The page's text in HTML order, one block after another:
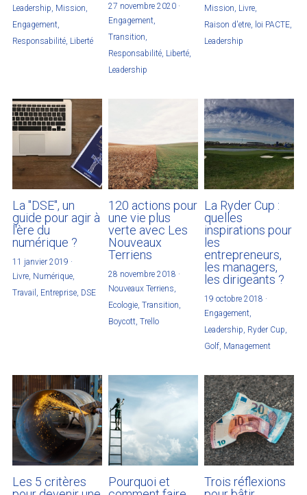
Leadership, Mission,
Engagement,
Responsabilité, Liberté
27 novembre 2020·
Engagement,
Transition,
Responsabilité, Liberté,
Leadership
Mission, Livre,
Raison d'etre, loi PACTE,
Leadership
La "DSE", un
guide pour agir à
l'ère du
numérique ?
11 janvier 2019 ·
Livre, Numérique,
Travail, Entreprise, DSE
120 actions pour
une vie plus
verte avec Les
Nouveaux
Terriens
28 novembre 2018 ·
Nouveaux Terriens,
Ecologie, Transition,
Boycott, Trello
La Ryder Cup :
quelles
inspirations pour
les
entrepreneurs,
les managers,
les dirigeants ?
19 octobre 2018 ·
Engagement,
Leadership, Ryder Cup,
Golf, Management
Les 5 critères
Pourquoi et
Trois réflexions